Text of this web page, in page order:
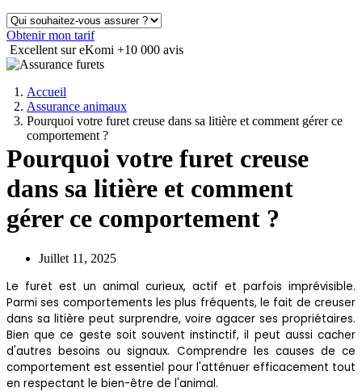
Obtenir mon tarif
Excellent sur eKomi +10 000 avis
Accueil
Assurance animaux
Pourquoi votre furet creuse dans sa litière et comment gérer ce
comportement ?
Pourquoi votre furet creuse
dans sa litière et comment
gérer ce comportement ?
Juillet 11, 2025
Le furet est un animal curieux, actif et parfois imprévisible.
Parmi ses comportements les plus fréquents, le fait de creuser
dans sa litière peut surprendre, voire agacer ses propriétaires.
Bien que ce geste soit souvent instinctif, il peut aussi cacher
d'autres besoins ou signaux. Comprendre les causes de ce
comportement est essentiel pour l'atténuer efficacement tout
en respectant le bien-être de l'animal.